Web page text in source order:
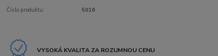
Číslo produktu: 5016
VYSOKÁ KVALITA ZA ROZUMNOU CENU